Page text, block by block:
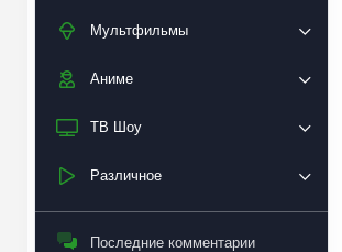
Мультфильмы
Аниме
ТВ Шоу
Различное
Последние комментарии